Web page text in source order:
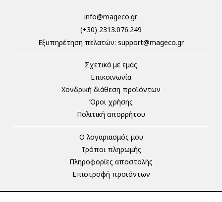
info@mageco.gr
(+30) 2313.076.249
Eξυπηρέτηση πελατών: support@mageco.gr
Σχετικά με εμάς
Επικοινωνία
Χονδρική διάθεση προϊόντων
Όροι χρήσης
Πολιτική απορρήτου
Ο λογαριασμός μου
Τρόποι πληρωμής
Πληροφορίες αποστολής
Επιστροφή προϊόντων